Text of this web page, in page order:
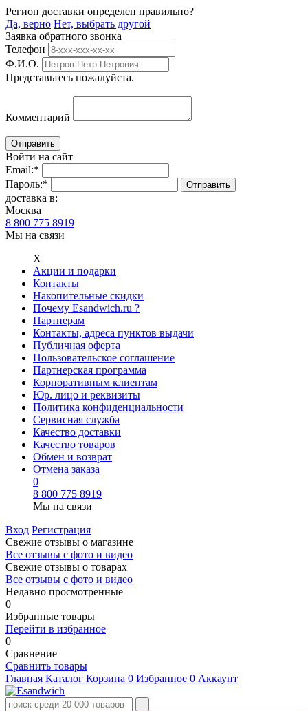
Регион доставки определен правильно?
Да, верно Нет, выбрать другой
Заявка обратного звонка
Телефон
Ф.И.О.
Представьтесь пожалуйста.
Комментарий
Войти на сайт
Email:*
Пароль:*
доставка в:
Москва
8 800 775 8919
Мы на связи
Х
Акции и подарки
Контакты
Накопительные скидки
Почему Esandwich.ru ?
Партнерам
Контакты, адреса пунктов выдачи
Публичная оферта
Пользовательское соглашение
Партнерская программа
Корпоративным клиентам
Юр. лицо и реквизиты
Политика конфиденциальности
Сервисная служба
Качество доставки
Качество товаров
Обмен и возврат
Отмена заказа
0
8 800 775 8919
Мы на связи
Вход Регистрация
Свежие отзывы о магазине
Все отзывы с фото и видео
Свежие отзывы о товарах
Все отзывы c фото и видео
Недавно просмотренные
0
Избранные товары
Перейти в избранное
0
Сравнение
Сравнить товары
Главная Каталог Корзина 0 Избранное 0 Аккаунт